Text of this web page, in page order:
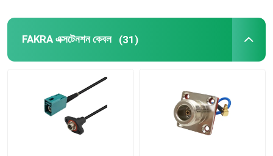
FAKRA এক্সটেনশন কেবল (31)